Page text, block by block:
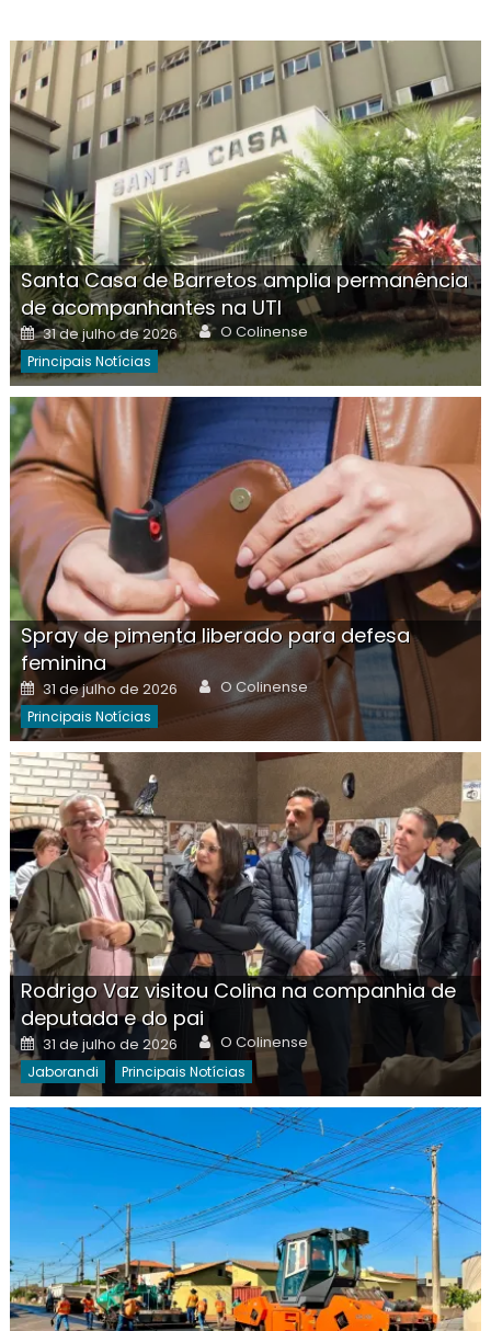
Santa Casa de Barretos amplia permanência
de acompanhantes na UTI
Posted
on
31 de julho de 2026 Author
O Colinense
Principais Notícias
Spray de pimenta liberado para defesa
feminina
Posted
on
31 de julho de 2026 Author
O Colinense
Principais Notícias
Rodrigo Vaz visitou Colina na companhia de
deputada e do pai
Posted
on
31 de julho de 2026 Author
O Colinense
Jaborandi Principais Notícias